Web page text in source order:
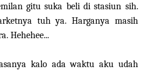
gitu suka beli di stasiun sih.
tuh ya. Harganya masih
Hehehee...
kalo ada waktu aku udah